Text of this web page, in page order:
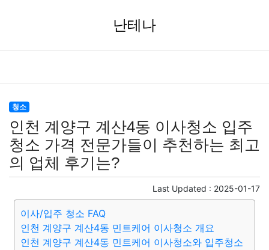
난테나
청소
인천 계양구 계산4동 이사청소 입주
청소 가격 전문가들이 추천하는 최고
의 업체 후기는?
Last Updated : 2025-01-17
이사/입주 청소 FAQ
인천 계양구 계산4동 민트케어 이사청소 개요
인천 계양구 계산4동 민트케어 이사청소와 입주청소